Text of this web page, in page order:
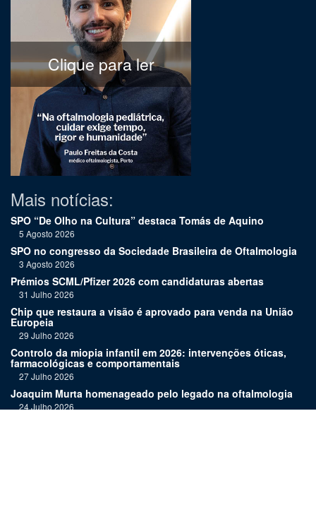
Clique para ler
Mais notícias:
SPO “De Olho na Cultura” destaca Tomás de Aquino
5 Agosto 2026
SPO no congresso da Sociedade Brasileira de Oftalmologia
3 Agosto 2026
Prémios SCML/Pfizer 2026 com candidaturas abertas
31 Julho 2026
Chip que restaura a visão é aprovado para venda na União
Europeia
29 Julho 2026
Controlo da miopia infantil em 2026: intervenções óticas,
farmacológicas e comportamentais
27 Julho 2026
Joaquim Murta homenageado pelo legado na oftalmologia
24 Julho 2026